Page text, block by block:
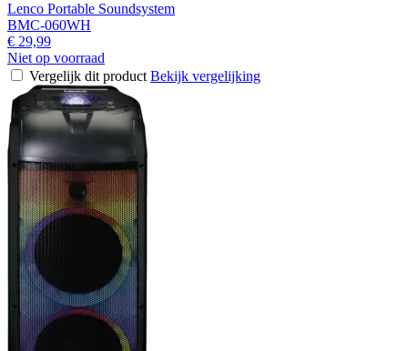
Lenco Portable Soundsystem
BMC-060WH
€ 29,99
Niet op voorraad
Vergelijk dit product Bekijk vergelijking